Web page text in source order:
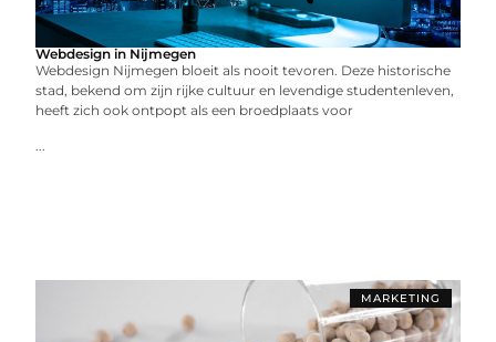
Webdesign in Nijmegen
Webdesign Nijmegen bloeit als nooit tevoren. Deze historische
stad, bekend om zijn rijke cultuur en levendige studentenleven,
heeft zich ook ontpopt als een broedplaats voor
...
MARKETING